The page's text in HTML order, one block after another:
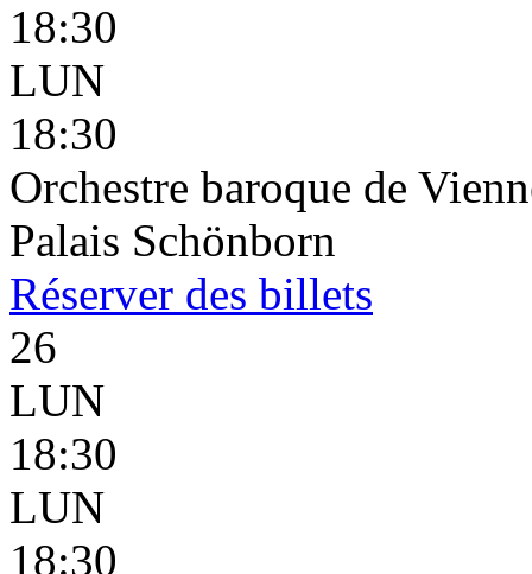
18:30
LUN
18:30
Orchestre baroque de
Palais Schönborn
Réserver des billets
26
LUN
18:30
LUN
18:30